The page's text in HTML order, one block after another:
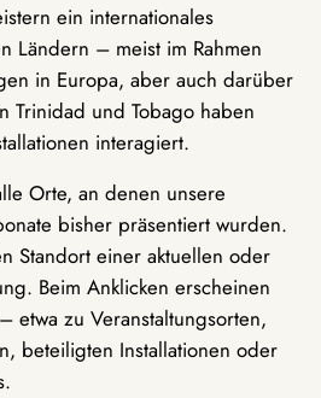
ein internationales
Ländern – meist im Rahmen
in Europa, aber auch darüber
Trinidad und Tobago haben
interagiert.
Orte, an denen unsere
bisher präsentiert wurden.
Standort einer aktuellen oder
Beim Anklicken erscheinen
etwa zu Veranstaltungsorten,
beteiligten Installationen oder